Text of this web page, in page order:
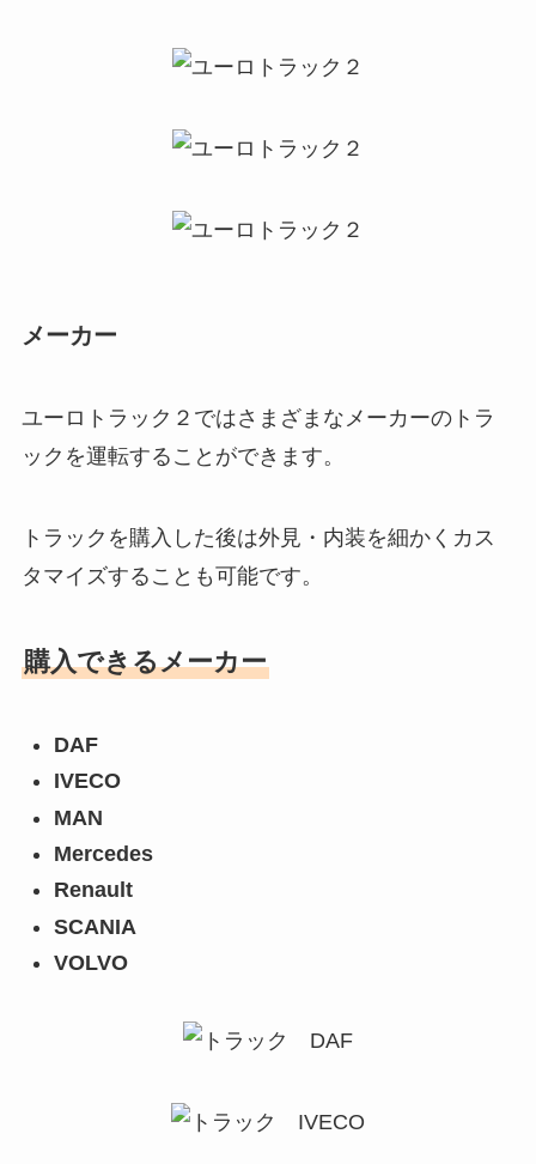
メーカー
ユーロトラック２ではさまざまなメーカーのトラ
ックを運転することができます。
トラックを購入した後は外見・内装を細かくカス
タマイズすることも可能です。
購入できるメーカー
DAF
IVECO
MAN
Mercedes
Renault
SCANIA
VOLVO